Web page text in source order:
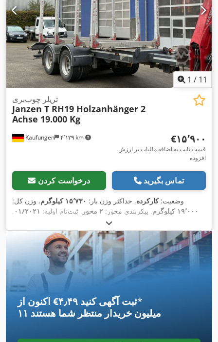
1 / 11
Kaufungen ۴٬۱۲۹ km
تریلر چوب‌بری
Janzen T RH19 Holzanhänger 2
Achse 19.000 Kg
‎€۱۵٬۹۰۰
قیمت ثابت به اضافه مالیات بر ارزش
افزوده
درخواست کردن تماس بگیرید
وضعیت:کارکرده, حداکثر وزن بار: ۱۵٬۷۳۰ کیلوگرم
, وزن کل:
۱۹٬۰۰۰ کیلوگرم
, پیکربندی محور: ۲ محور , ثبت‌نام اولیه: ۰۱/۲۰۲۱ ,
۲۰۲۱
اکنون از ‎€۴٫۴۹ ثبت آگهی کنید*
۱۱ میلیون خریدار منتظر شما هستند